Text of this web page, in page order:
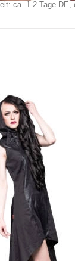
ca. 1-2 Tage DE,